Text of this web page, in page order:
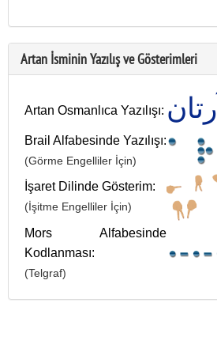
Artan İsminin Yazılış ve Gösterimleri
Artan Osmanlıca Yazılışı: آرتان
Brail Alfabesinde Yazılışı:
(Görme Engelliler İçin)
İşaret Dilinde Gösterim:
(İşitme Engelliler İçin)
Mors Alfabesinde
Kodlanması:
(Telgraf)